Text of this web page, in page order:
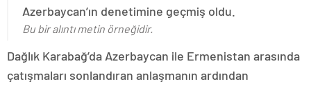
Azerbaycan’ın denetimine geçmiş oldu.
Bu bir alıntı metin örneğidir.
Dağlık Karabağ’da Azerbaycan ile Ermenistan arasında
çatışmaları sonlandıran anlaşmanın ardından